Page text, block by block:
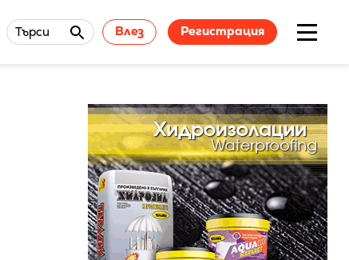
Търси Влез Регистрация